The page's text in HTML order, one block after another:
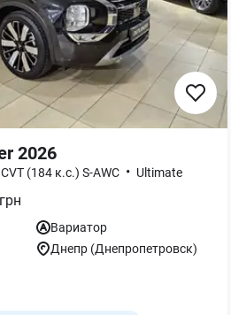
2026
(184 к.с.) S-AWC • Ultimate
грн
Вариатор
Днепр (Днепропетровск)